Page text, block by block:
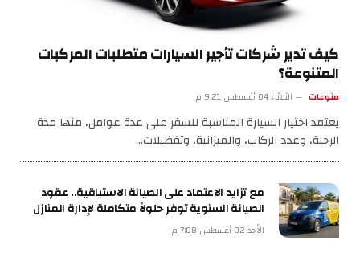
كيف تدير شركات تأجير السيارات متطلبات المركبات
المتنوعة؟
منوعات الثلاثاء 04 أغسطس 9:21 م
يعتمد اختيار السيارة المناسبة للسفر على عدة عوامل، منها مدة
الرحلة، وعدد الركاب، والميزانية، وتفضيلات…
مع تزايد الاعتماد على الصيانة الاستباقية.. عقود
الصيانة السنوية توفر حلولاً متكاملة لإدارة المنازل
الأحد 02 أغسطس 7:08 م